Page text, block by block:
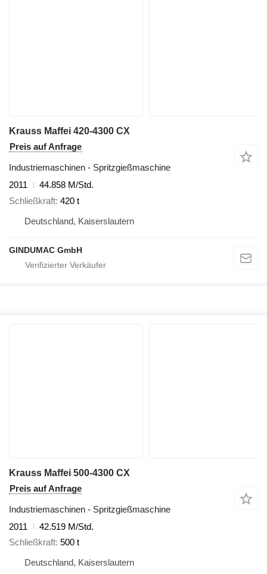
Krauss Maffei 420-4300 CX
Preis auf Anfrage
Industriemaschinen - Spritzgießmaschine
2011
44.858 M/Std.
Schließkraft 420 t
Deutschland, Kaiserslautern
GINDUMAC GmbH
Krauss Maffei 500-4300 CX
Preis auf Anfrage
Industriemaschinen - Spritzgießmaschine
2011
42.519 M/Std.
Schließkraft 500 t
Deutschland, Kaiserslautern